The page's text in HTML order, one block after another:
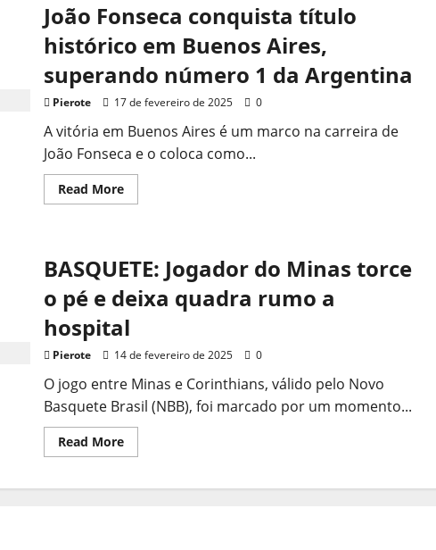
315
marca
despedida
José
Aldo
do
MMA
João Fonseca conquista título
histórico em Buenos Aires,
superando número 1 da Argentina
Pierote 17 de fevereiro de 2025 0
A vitória em Buenos Aires é um marco na carreira de
João Fonseca e o coloca como...
Read MoreRead
more
título
histórico
em
Buenos
superando
número
1
da
Argentina
BASQUETE: Jogador do Minas torce
o pé e deixa quadra rumo a
hospital
Pierote 14 de fevereiro de 2025 0
O jogo entre Minas e Corinthians, válido pelo Novo
Basquete Brasil (NBB), foi marcado por um momento...
Read MoreRead
more
Jogador